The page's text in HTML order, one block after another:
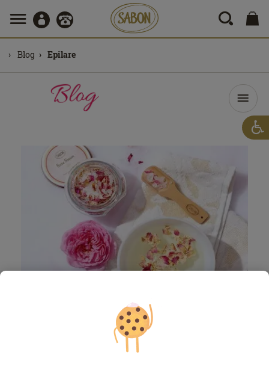
Blog Epilare
Spune “Pe curând!” acestor
proceduri și tratamente faciale pe